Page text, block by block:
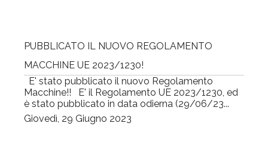
PUBBLICATO IL NUOVO REGOLAMENTO
MACCHINE UE 2023/1230!
E' stato pubblicato il nuovo Regolamento
Macchine!! E' il Regolamento UE 2023/1230, ed
è stato pubblicato in data odierna (29/06/23...
Giovedì, 29 Giugno 2023